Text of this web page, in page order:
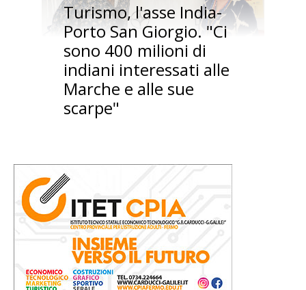
Turismo, l'asse India-
Porto San Giorgio. "Ci
sono 400 milioni di
indiani interessati alle
Marche e alle sue
scarpe"